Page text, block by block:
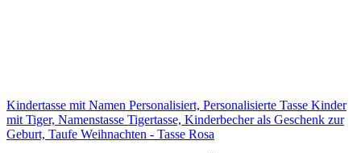
Kindertasse mit Namen Personalisiert, Personalisierte Tasse Kinder
mit Tiger, Namenstasse Tigertasse, Kinderbecher als Geschenk zur
Geburt, Taufe Weihnachten - Tasse Rosa